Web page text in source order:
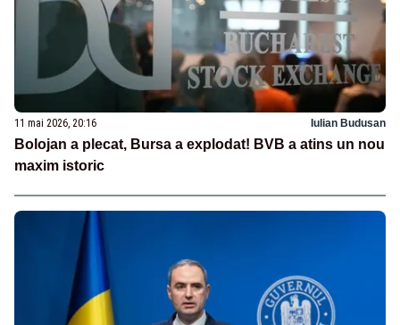
11 mai 2026, 20:16 Iulian Budusan
Bolojan a plecat, Bursa a explodat! BVB a atins un nou
maxim istoric